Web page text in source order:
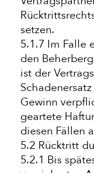
setzen.
5.1.7 Im Falle
den
ist der
Gewinn
geartete
diesen Fällen
5.2 Rücktritt
5.2.1 Bis